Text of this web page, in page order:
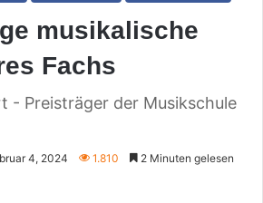
musikalische
Fachs
- Preisträger der Musikschule
4, 2024 1.810 2 Minuten gelesen